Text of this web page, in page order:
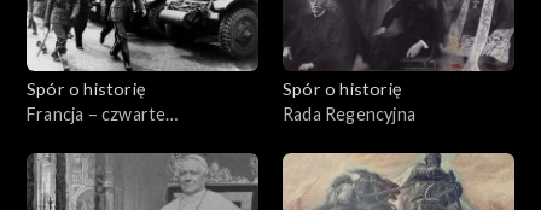
Spór o historię
Francja – czwarte
Spór o historię
Rada Regencyjna